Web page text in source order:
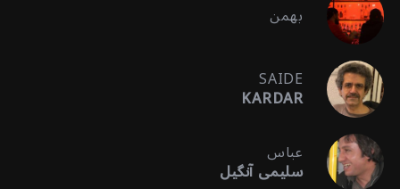
بهمن
SAIDE
KARDAR
عباس
سلیمی آنگیل